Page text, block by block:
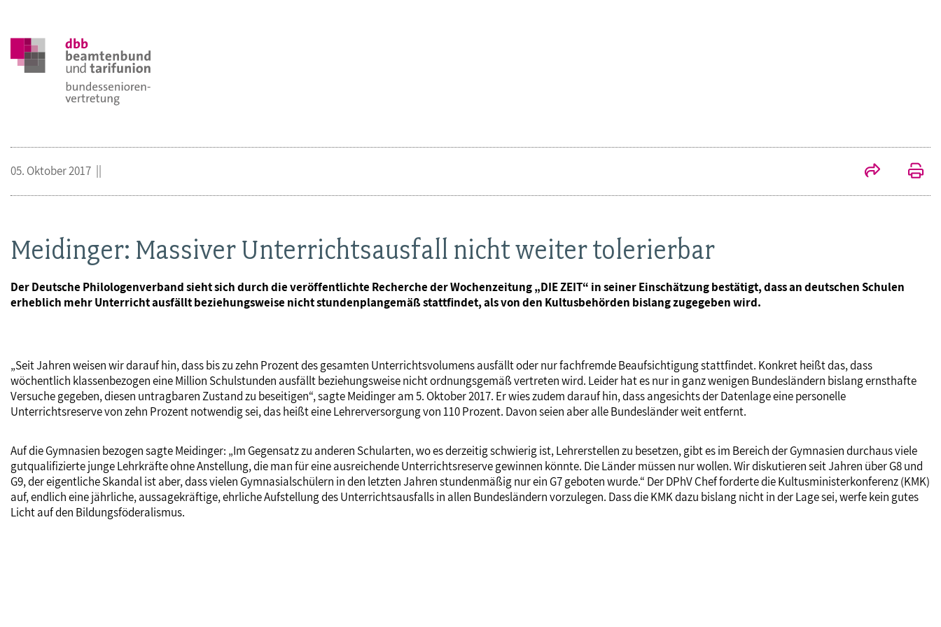
Meidinger: Massiver Unterrichtsausfall nicht weiter tolerierbar
Der Deutsche Philologenverband sieht sich durch die veröffentlichte Recherche der Wochenzeitung „DIE ZEIT“ in seiner Einschätzung bestätigt, dass an deutschen Schulen
erheblich mehr Unterricht ausfällt beziehungsweise nicht stundenplangemäß stattfindet, als von den Kultusbehörden bislang zugegeben wird.
05. Oktober 2017
„Seit Jahren weisen wir darauf hin, dass bis zu zehn Prozent des gesamten Unterrichtsvolumens ausfällt oder nur fachfremde Beaufsichtigung stattfindet. Konkret heißt das, dass
wöchentlich klassenbezogen eine Million Schulstunden ausfällt beziehungsweise nicht ordnungsgemäß vertreten wird. Leider hat es nur in ganz wenigen Bundesländern bislang ernsthafte
Versuche gegeben, diesen untragbaren Zustand zu beseitigen“, sagte Meidinger am 5. Oktober 2017. Er wies zudem darauf hin, dass angesichts der Datenlage eine personelle
Unterrichtsreserve von zehn Prozent notwendig sei, das heißt eine Lehrerversorgung von 110 Prozent. Davon seien aber alle Bundesländer weit entfernt.
Auf die Gymnasien bezogen sagte Meidinger: „Im Gegensatz zu anderen Schularten, wo es derzeitig schwierig ist, Lehrerstellen zu besetzen, gibt es im Bereich der Gymnasien durchaus viele
gutqualifizierte junge Lehrkräfte ohne Anstellung, die man für eine ausreichende Unterrichtsreserve gewinnen könnte. Die Länder müssen nur wollen. Wir diskutieren seit Jahren über G8 und
G9, der eigentliche Skandal ist aber, dass vielen Gymnasialschülern in den letzten Jahren stundenmäßig nur ein G7 geboten wurde.“ Der DPhV Chef forderte die Kultusministerkonferenz (KMK)
auf, endlich eine jährliche, aussagekräftige, ehrliche Aufstellung des Unterrichtsausfalls in allen Bundesländern vorzulegen. Dass die KMK dazu bislang nicht in der Lage sei, werfe kein gutes
Licht auf den Bildungsföderalismus.